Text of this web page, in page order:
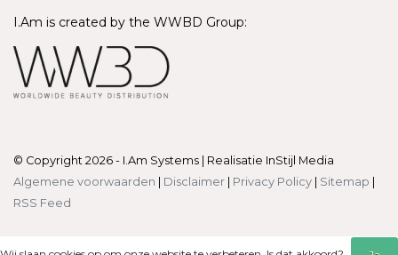
I.Am is created by the WWBD Group:
© Copyright 2026 - I.Am Systems | Realisatie InStijl Media
Algemene voorwaarden
Disclaimer Privacy Policy Sitemap
RSS Feed